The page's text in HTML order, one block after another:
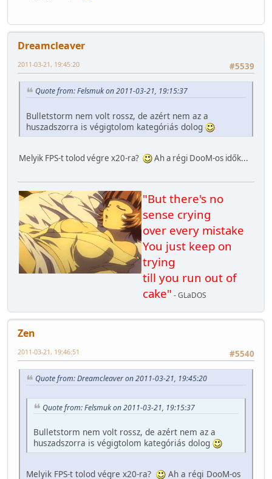
Dreamcleaver
#5539
2011-03-21, 19:45:20
Quote from: Felsmuk on 2011-03-21, 19:15:37
Bulletstorm nem volt rossz, de azért nem az a
huszadszorra is végigtolom kategóriás dolog
Melyik FPS-t tolod végre x20-ra? Ah a régi DooM-os idők...
"But there's no
sense crying
over every mistake
You just keep on
trying
till you run out of
cake" - GLaDOS
Zen
#5540
2011-03-21, 19:46:51
Quote from: Dreamcleaver on 2011-03-21, 19:45:20
Quote from: Felsmuk on 2011-03-21, 19:15:37
Bulletstorm nem volt rossz, de azért nem az a
huszadszorra is végigtolom kategóriás dolog
Melyik FPS-t tolod végre x20-ra? Ah a régi DooM-os